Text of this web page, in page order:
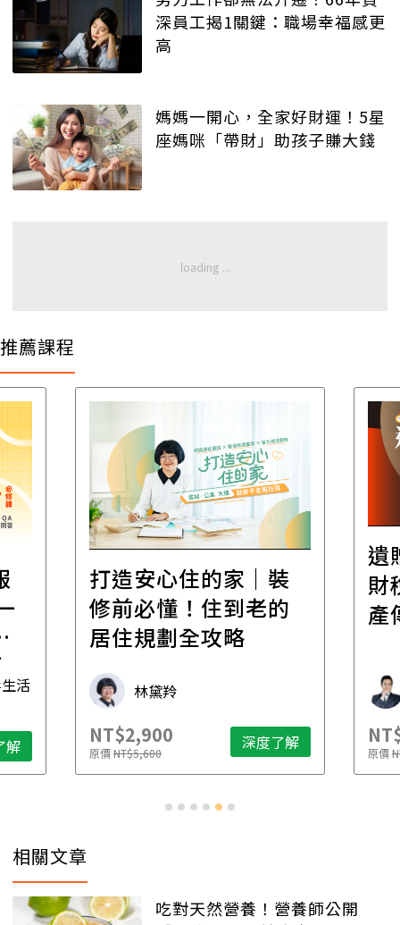
深員工揭1關鍵：職場幸福感更
高
媽媽一開心，全家好財運！5星
座媽咪「帶財」助孩子賺大錢
推薦課程
活
解
打造安心住的家｜裝
修前必懂！住到老的
居住規劃全攻略
林黛羚
NT$2,900
原價NT$5,600 深度了解
遺
財
產
原價
相關文章
吃對天然營養！營養師公開